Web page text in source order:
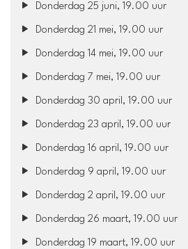
Donderdag 25 juni, 19.00 uur
Donderdag 21 mei, 19.00 uur
Donderdag 14 mei, 19.00 uur
Donderdag 7 mei, 19.00 uur
Donderdag 30 april, 19.00 uur
Donderdag 23 april, 19.00 uur
Donderdag 16 april, 19.00 uur
Donderdag 9 april, 19.00 uur
Donderdag 2 april, 19.00 uur
Donderdag 26 maart, 19.00 uur
Donderdag 19 maart, 19.00 uur